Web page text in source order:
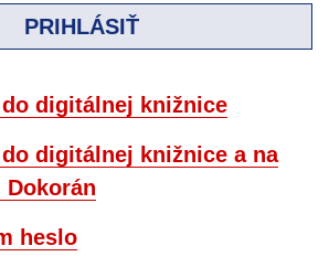
PRIHLÁSIŤ
digitálnej knižnice
digitálnej knižnice a na
Dokorán
heslo